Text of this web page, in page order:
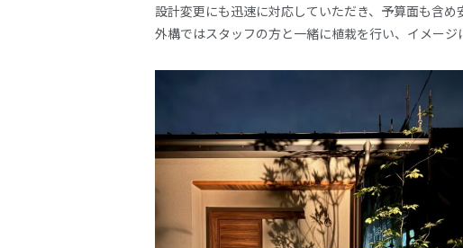
設計変更にも迅速に対応していただき、予算面も含め
外構ではスタッフの方と一緒に植栽を行い、イメージ